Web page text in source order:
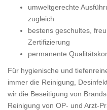
umweltgerechte
zugleich
bestens geschultes,
Zertifizierung
permanente
Für hygienische und
immer die Reinigung,
wir die Beseitigung von
Reinigung von OP- und Arzt-